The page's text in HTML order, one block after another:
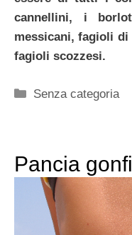
cannellini, i
messicani, fagioli di
fagioli scozzesi.
Categorie
Senza categoria
Pancia